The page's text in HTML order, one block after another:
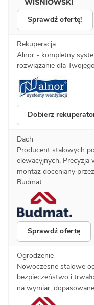
Sprawdź ofertę!
Rekuperacja
Alnor - kompletny
rozwiązanie dla
Dobierz
Dach
Producent stalowych
elewacyjnych. Precyzja
montaż doceniany
Budmat.
Sprawdź ofertę
Ogrodzenie
Nowoczesne stalowe
bezpieczeństwo i
na wymiar,